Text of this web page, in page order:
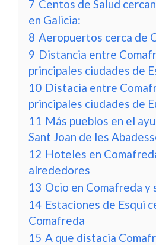
7 Centos de Salud
en Galicia:
8 Aeropuertos cerca de
9 Distancia entre
principales ciudades de
10 Distacia entre
principales ciudades de
11 Más pueblos en el
Sant Joan de les
12 Hoteles en
alrededores
13 Ocio en Comafreda y
14 Estaciones de Esqui
Comafreda
15 A que distacia